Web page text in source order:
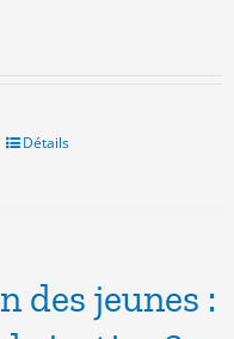
Détails
des jeunes :